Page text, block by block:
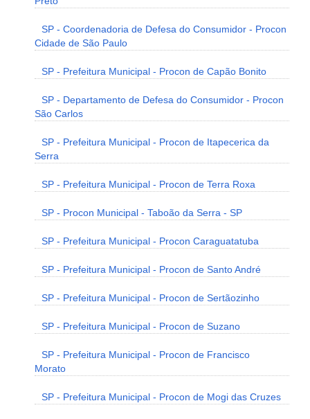
SP - Coordenadoria de Defesa do Consumidor - Procon
Cidade de São Paulo
SP - Prefeitura Municipal - Procon de Capão Bonito
SP - Departamento de Defesa do Consumidor - Procon
São Carlos
SP - Prefeitura Municipal - Procon de Itapecerica da
Serra
SP - Prefeitura Municipal - Procon de Terra Roxa
SP - Procon Municipal - Taboão da Serra - SP
SP - Prefeitura Municipal - Procon Caraguatatuba
SP - Prefeitura Municipal - Procon de Santo André
SP - Prefeitura Municipal - Procon de Sertãozinho
SP - Prefeitura Municipal - Procon de Suzano
SP - Prefeitura Municipal - Procon de Francisco
Morato
SP - Prefeitura Municipal - Procon de Mogi das Cruzes